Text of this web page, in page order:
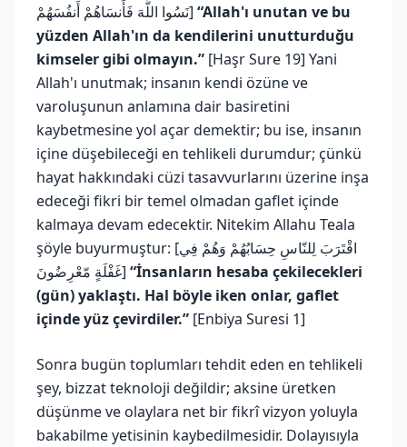
نَسُوا اللَّهَ فَأَنسَاهُمْ أَنفُسَهُمْ] “Allah'ı unutan ve bu
yüzden Allah'ın da kendilerini unutturduğu
kimseler gibi olmayın.” [Haşr Sure 19] Yani
Allah'ı unutmak; insanın kendi özüne ve
varoluşunun anlamına dair basiretini
kaybetmesine yol açar demektir; bu ise, insanın
içine düşebileceği en tehlikeli durumdur; çünkü
hayat hakkındaki cüzi tasavvurlarını üzerine inşa
edeceği fikri bir temel olmadan gaflet içinde
kalmaya devam edecektir. Nitekim Allahu Teala
şöyle buyurmuştur: [اقْتَرَبَ لِلنّاسِ حِسَابُهُمْ وَهُمْ فِي
غَفْلَةٍ مّعْرِضُونَ] “İnsanların hesaba çekilecekleri
(gün) yaklaştı. Hal böyle iken onlar, gaflet
içinde yüz çevirdiler.” [Enbiya Suresi 1]
Sonra bugün toplumları tehdit eden en tehlikeli
şey, bizzat teknoloji değildir; aksine üretken
düşünme ve olaylara net bir fikrî vizyon yoluyla
bakabilme yetisinin kaybedilmesidir. Dolayısıyla